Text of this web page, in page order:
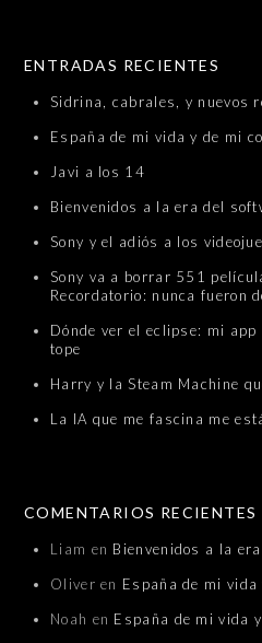
ENTRADAS RECIENTES
Sidrina, cabrales, y nuevos
España de mi vida y de mi
Javi a los 14
Bienvenidos a la era del
Sony y el adiós a los
Sony va a borrar 551
Recordatorio: nunca fueron
Dónde ver el eclipse: mi
tope
Harry y la Steam Machine
La IA que me fascina me
COMENTARIOS RECIENTES
Liam en Bienvenidos a la
Oliver en España de mi vida
Noah en España de mi vida